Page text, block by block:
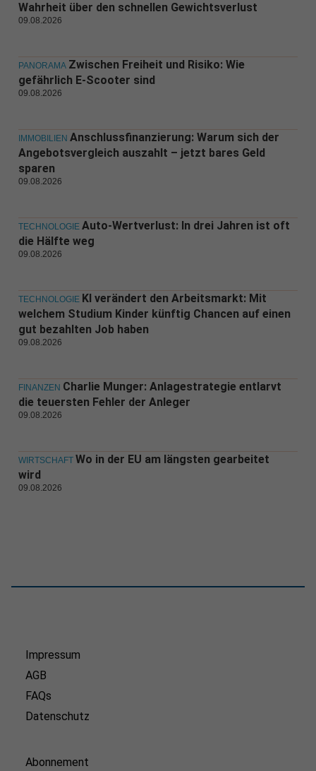
Wahrheit über den schnellen Gewichtsverlust
09.08.2026
PANORAMA Zwischen Freiheit und Risiko: Wie
gefährlich E-Scooter sind
09.08.2026
IMMOBILIEN Anschlussfinanzierung: Warum sich der
Angebotsvergleich auszahlt – jetzt bares Geld
sparen
09.08.2026
TECHNOLOGIE Auto-Wertverlust: In drei Jahren ist oft
die Hälfte weg
09.08.2026
TECHNOLOGIE KI verändert den Arbeitsmarkt: Mit
welchem Studium Kinder künftig Chancen auf einen
gut bezahlten Job haben
09.08.2026
FINANZEN Charlie Munger: Anlagestrategie entlarvt
die teuersten Fehler der Anleger
09.08.2026
WIRTSCHAFT Wo in der EU am längsten gearbeitet
wird
09.08.2026
Impressum
AGB
FAQs
Datenschutz
Abonnement